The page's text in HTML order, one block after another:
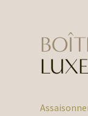
LUXE